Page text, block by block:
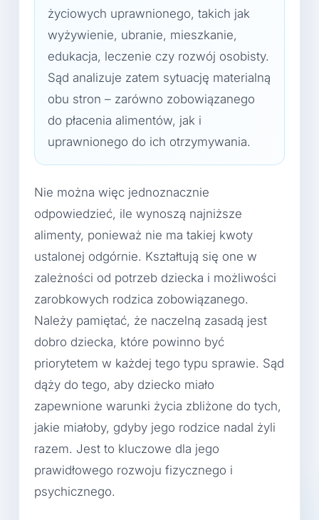
życiowych uprawnionego, takich jak
wyżywienie, ubranie, mieszkanie,
edukacja, leczenie czy rozwój osobisty.
Sąd analizuje zatem sytuację materialną
obu stron – zarówno zobowiązanego
do płacenia alimentów, jak i
uprawnionego do ich otrzymywania.
Nie można więc jednoznacznie
odpowiedzieć, ile wynoszą najniższe
alimenty, ponieważ nie ma takiej kwoty
ustalonej odgórnie. Kształtują się one w
zależności od potrzeb dziecka i możliwości
zarobkowych rodzica zobowiązanego.
Należy pamiętać, że naczelną zasadą jest
dobro dziecka, które powinno być
priorytetem w każdej tego typu sprawie. Sąd
dąży do tego, aby dziecko miało
zapewnione warunki życia zbliżone do tych,
jakie miałoby, gdyby jego rodzice nadal żyli
razem. Jest to kluczowe dla jego
prawidłowego rozwoju fizycznego i
psychicznego.